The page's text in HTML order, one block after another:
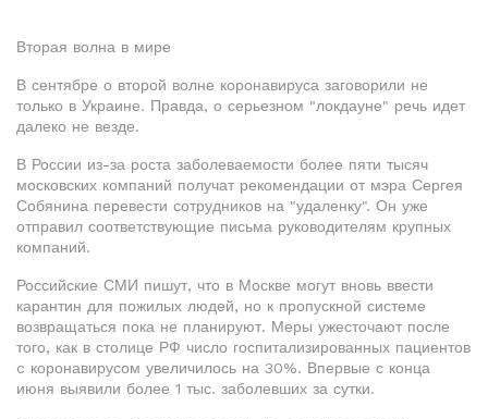
Вторая волна в мире
В сентябре о второй волне коронавируса заговорили не
только в Украине. Правда, о серьезном "локдауне" речь идет
далеко не везде.
В России из-за роста заболеваемости более пяти тысяч
московских компаний получат рекомендации от мэра Сергея
Собянина перевести сотрудников на "удаленку". Он уже
отправил соответствующие письма руководителям крупных
компаний.
Российские СМИ пишут, что в Москве могут вновь ввести
карантин для пожилых людей, но к пропускной системе
возвращаться пока не планируют. Меры ужесточают после
того, как в столице РФ число госпитализированных пациентов
c коронавирусом увеличилось на 30%. Впервые с конца
июня выявили более 1 тыс. заболевших за сутки.